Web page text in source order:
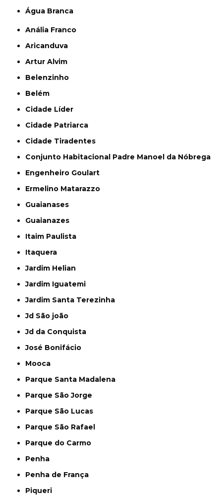
Água Branca
Anália Franco
Aricanduva
Artur Alvim
Belenzinho
Belém
Cidade Líder
Cidade Patriarca
Cidade Tiradentes
Conjunto Habitacional Padre Manoel da Nóbrega
Engenheiro Goulart
Ermelino Matarazzo
Guaianases
Guaianazes
Itaim Paulista
Itaquera
Jardim Helian
Jardim Iguatemi
Jardim Santa Terezinha
Jd São joão
Jd da Conquista
José Bonifácio
Mooca
Parque Santa Madalena
Parque São Jorge
Parque São Lucas
Parque São Rafael
Parque do Carmo
Penha
Penha de França
Piqueri